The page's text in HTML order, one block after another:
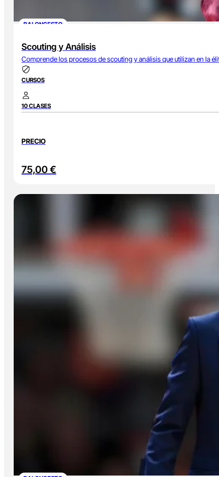
BALONCESTO
Scouting y Análisis
Comprende los procesos de scouting y análisis que utilizan en la
CURSOS
10 CLASES
PRECIO
75,00 €